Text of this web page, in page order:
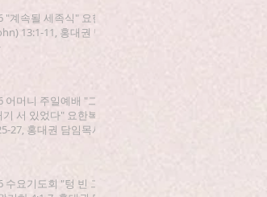
"계속될 세족식" 요한
13:1-11, 홍대권 담
어머니 주일예배 "그
기 서 있었다" 요한복
27, 홍대권 담임목사
수요기도회 "텅 빈 그